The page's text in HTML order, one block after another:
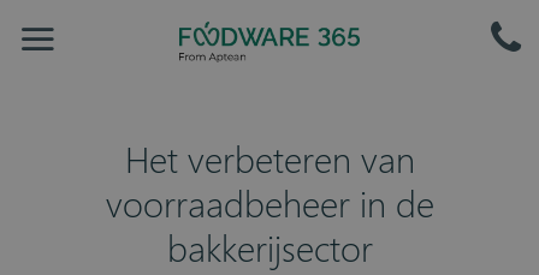
Het verbeteren van
voorraadbeheer in de
bakkerijsector